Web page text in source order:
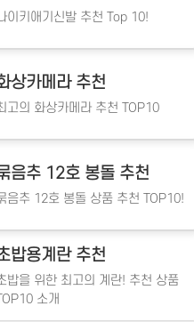
이키애기신발 추천 Top 10!
상카메라 추천
고의 화상카메라 추천 TOP10
음추 12호 봉돌 추천
음추 12호 봉돌 상품 추천 TOP10!
밥용계란 추천
밥을 위한 최고의 계란! 추천 상품
소개